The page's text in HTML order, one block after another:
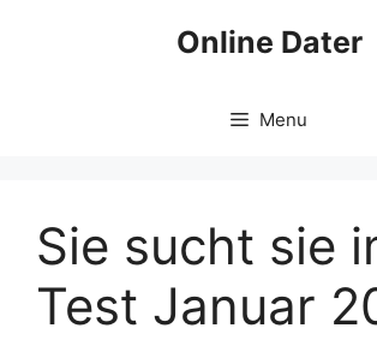
Online Dater
Menu
Sie sucht sie
Test Januar